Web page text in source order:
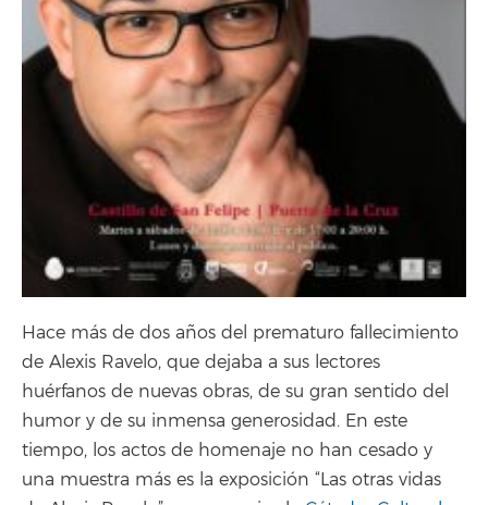
Hace más de dos años del prematuro fallecimiento
de Alexis Ravelo, que dejaba a sus lectores
huérfanos de nuevas obras, de su gran sentido del
humor y de su inmensa generosidad. En este
tiempo, los actos de homenaje no han cesado y
una muestra más es la exposición “Las otras vidas